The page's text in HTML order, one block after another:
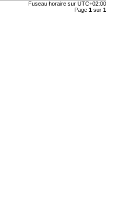
Fuseau horaire sur UTC+02:00
Page 1sur 1